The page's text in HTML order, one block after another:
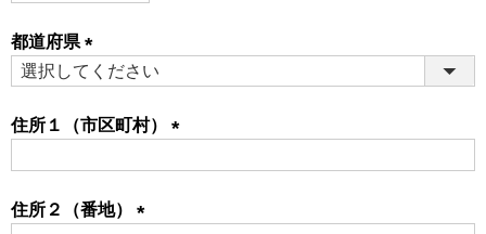
都道府県
(必
住所１（市区町村）
住所２（番地）